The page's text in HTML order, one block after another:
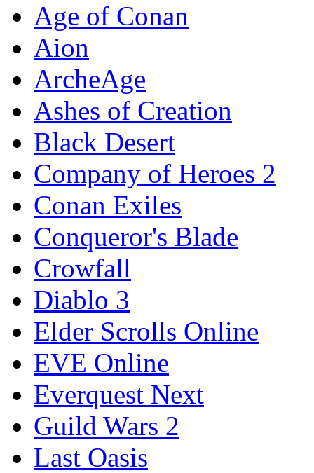
Age of Conan
Aion
ArcheAge
Ashes of Creation
Black Desert
Company of Heroes 2
Conan Exiles
Conqueror's Blade
Crowfall
Diablo 3
Elder Scrolls Online
EVE Online
Everquest Next
Guild Wars 2
Last Oasis